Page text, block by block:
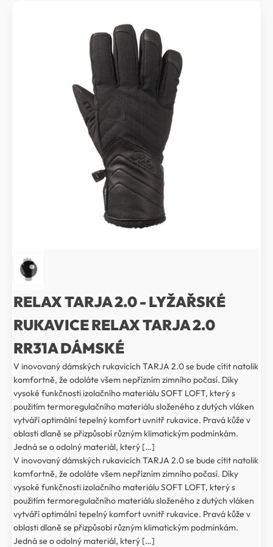
RELAX TARJA 2.0 - LYŽAŘSKÉ
RUKAVICE RELAX TARJA 2.0
RR31A DÁMSKÉ
V inovovaný dámských rukavicích TARJA 2.0 se bude cítit natolik
komfortně, že odoláte všem nepřízním zimního počasí. Díky
vysoké funkčnosti izolačního materiálu SOFT LOFT, který s
použitím termoregulačního materiálu složeného z dutých vláken
vytváří optimální tepelný komfort uvnitř rukavice. Pravá kůže v
oblasti dlaně se přizpůsobí různým klimatickým podmínkám.
Jedná se o odolný materiál, který […]
V inovovaný dámských rukavicích TARJA 2.0 se bude cítit natolik
komfortně, že odoláte všem nepřízním zimního počasí. Díky
vysoké funkčnosti izolačního materiálu SOFT LOFT, který s
použitím termoregulačního materiálu složeného z dutých vláken
vytváří optimální tepelný komfort uvnitř rukavice. Pravá kůže v
oblasti dlaně se přizpůsobí různým klimatickým podmínkám.
Jedná se o odolný materiál, který […]